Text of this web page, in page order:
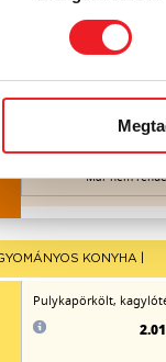
Már nem
KONYHA |
Pulykapörkölt,